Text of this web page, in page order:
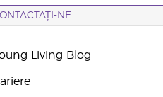
NE
Living Blog